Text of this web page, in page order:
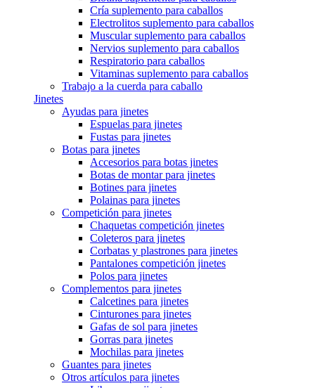
Cría suplemento para caballos
Electrolitos suplemento para caballos
Muscular suplemento para caballos
Nervios suplemento para caballos
Respiratorio para caballos
Vitaminas suplemento para caballos
Trabajo a la cuerda para caballo
Jinetes
Ayudas para jinetes
Espuelas para jinetes
Fustas para jinetes
Botas para jinetes
Accesorios para botas jinetes
Botas de montar para jinetes
Botines para jinetes
Polainas para jinetes
Competición para jinetes
Chaquetas competición jinetes
Coleteros para jinetes
Corbatas y plastrones para jinetes
Pantalones competición jinetes
Polos para jinetes
Complementos para jinetes
Calcetines para jinetes
Cinturones para jinetes
Gafas de sol para jinetes
Gorras para jinetes
Mochilas para jinetes
Guantes para jinetes
Otros artículos para jinetes